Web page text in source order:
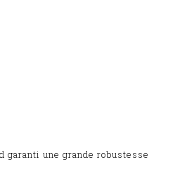
garanti une grande robustesse